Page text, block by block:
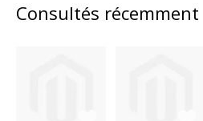
Consultés récemment